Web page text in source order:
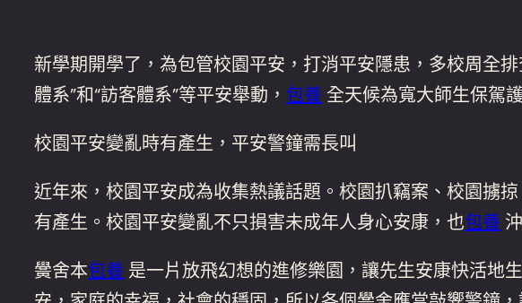
新學期開學了，為包管校園平安，打消平安隱患，多校周全
體系”和“訪客體系”等平安舉動， 包養 全天候為寬大師生保駕
校園平安變亂時有產生，平安警鐘需長叫
近年來，校園平安成為收集熱議話題。校園扒竊案、校園擄
有產生。校園平安變亂不只損害未成年人身心安康，也包養
黌舍本包養 是一片放飛幻想的進修樂園，讓先生安康快活地